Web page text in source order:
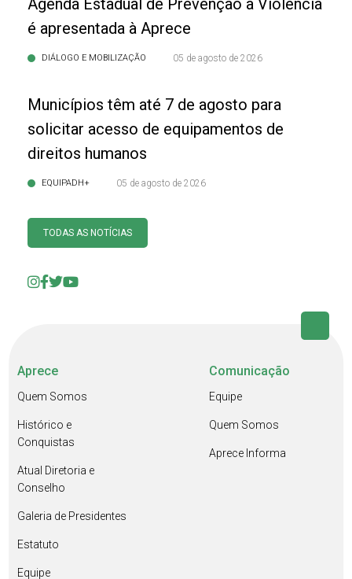
Agenda Estadual de Prevenção à Violência
é apresentada à Aprece
DIÁLOGO E MOBILIZAÇÃO 05 de agosto de 2026
Municípios têm até 7 de agosto para
solicitar acesso de equipamentos de
direitos humanos
EQUIPADH+ 05 de agosto de 2026
TODAS AS NOTÍCIAS
Aprece
Quem Somos
Histórico e
Conquistas
Atual Diretoria e
Conselho
Galeria de Presidentes
Estatuto
Equipe
Comunicação
Equipe
Quem Somos
Aprece Informa